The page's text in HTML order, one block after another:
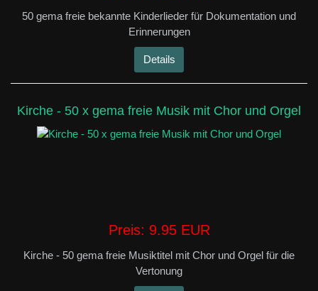
50 gema freie bekannte Kinderlieder für Dokumentation und
Erinnerungen
Details
Kirche - 50 x gema freie Musik mit Chor und Orgel
Preis: 9.95 EUR
Kirche - 50 gema freie Musiktitel mit Chor und Orgel für die
Vertonung